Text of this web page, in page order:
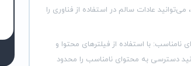
می‌توانید عادات سالم در استفاده از فناوری را
نامناسب: با استفاده از فیلترهای محتوا و
دسترسی به محتوای نامناسب را محدود